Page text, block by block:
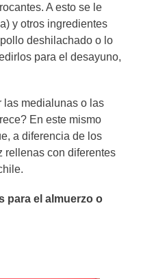
A esto se le
y otros ingredientes
deshilachado o lo
para el desayuno,
las medialunas o las
En este mismo
a diferencia de los
rellenas con diferentes
para el almuerzo o